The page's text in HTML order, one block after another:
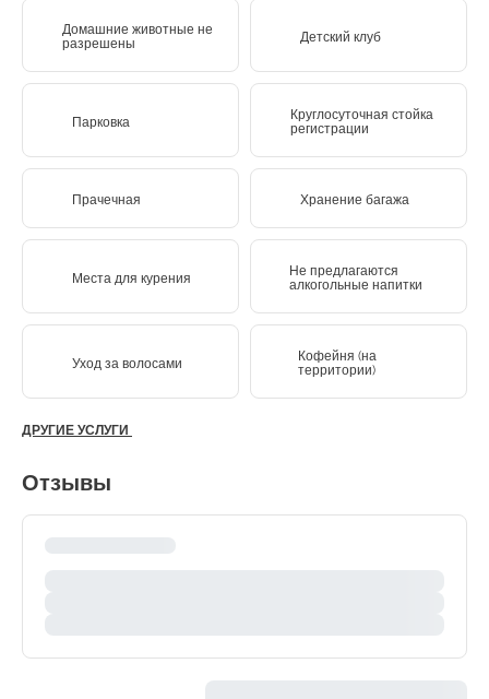
Домашние животные не
разрешены Детский клуб
Парковка Круглосуточная стойка
регистрации
Прачечная Хранение багажа
Места для курения Не предлагаются
алкогольные напитки
Уход за волосами Кофейня (на
территории)
ДРУГИЕ УСЛУГИ
Отзывы